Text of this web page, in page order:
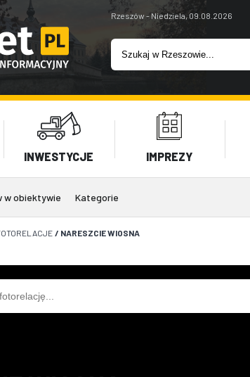
Rzeszów - Niedziela, 09.08.2026
INWESTYCJE IMPREZY
w obiektywie Kategorie
/ NARESZCIE WIOSNA